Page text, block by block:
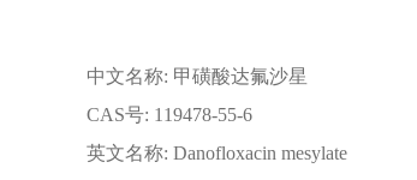
中文名称: 甲磺酸达氟沙星
CAS号: 119478-55-6
英文名称: Danofloxacin mesylate